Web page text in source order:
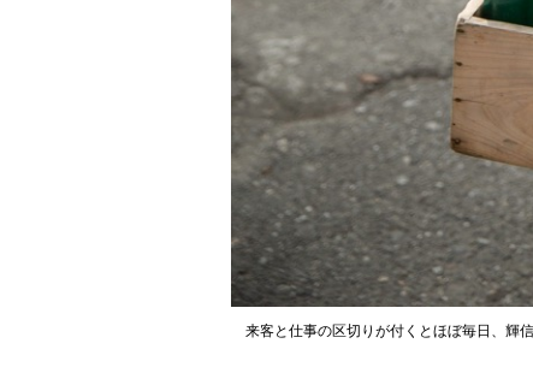
来客と仕事の区切りが付くとほぼ毎日、輝